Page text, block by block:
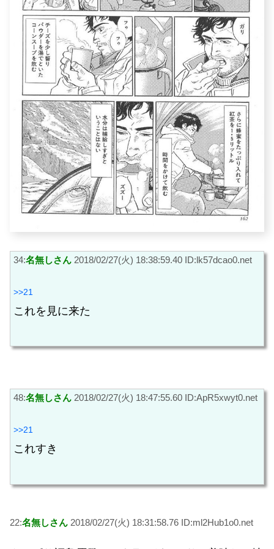
34:名無しさん 2018/02/27(火) 18:38:59.40 ID:lk57dcao0.net
>>21
これを見に来た
48:名無しさん 2018/02/27(火) 18:47:55.60 ID:ApR5xwyt0.net
>>21
これすき
22:名無しさん 2018/02/27(火) 18:31:58.76 ID:ml2Hub1o0.net